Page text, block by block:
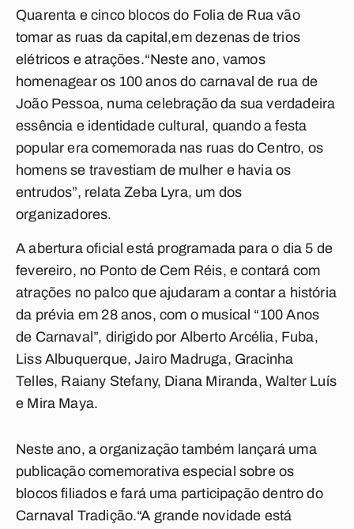
Quarenta e cinco blocos do Folia de Rua vão
tomar as ruas da capital,em dezenas de trios
elétricos e atrações.“Neste ano, vamos
homenagear os 100 anos do carnaval de rua de
João Pessoa, numa celebração da sua verdadeira
essência e identidade cultural, quando a festa
popular era comemorada nas ruas do Centro, os
homens se travestiam de mulher e havia os
entrudos”, relata Zeba Lyra, um dos
organizadores.
A abertura oficial está programada para o dia 5 de
fevereiro, no Ponto de Cem Réis, e contará com
atrações no palco que ajudaram a contar a história
da prévia em 28 anos, com o musical “100 Anos
de Carnaval”, dirigido por Alberto Arcélia, Fuba,
Liss Albuquerque, Jairo Madruga, Gracinha
Telles, Raiany Stefany, Diana Miranda, Walter Luís
e Mira Maya.
Neste ano, a organização também lançará uma
publicação comemorativa especial sobre os
blocos filiados e fará uma participação dentro do
Carnaval Tradição.“A grande novidade está